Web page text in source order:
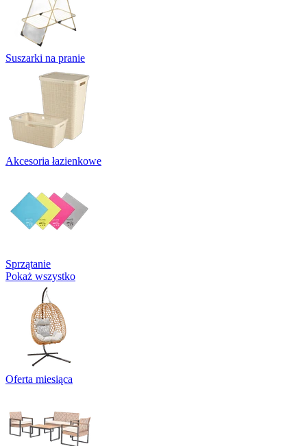
Suszarki na pranie
Akcesoria łazienkowe
Sprzątanie
Pokaż wszystko
Oferta miesiąca